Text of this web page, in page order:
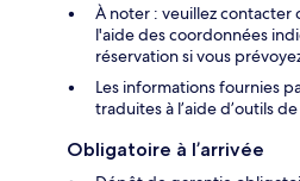
À noter : veuillez contacter
l'aide des coordonnées
réservation si vous
Les informations fournies
traduites à l’aide d’outils
Obligatoire à l’arrivée